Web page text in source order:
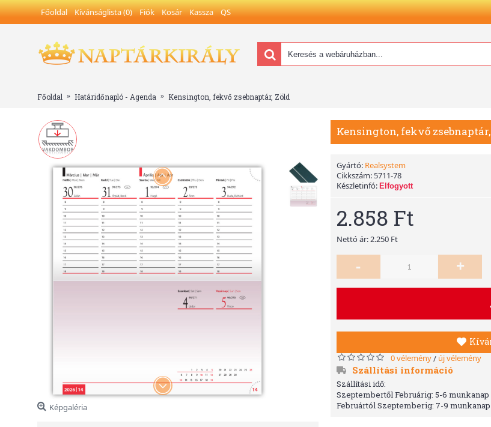
Főoldal Kívánságlista (0) Fiók Kosár Kassza QS
Főoldal Határidőnapló - Agenda Kensington, fekvő zsebnaptár, Zöld
Képgaléria
Kensington, fekvő
Gyártó: Realsystem
Cikkszám: 5711-78
Készletinfó: Elfogyott
2.858 Ft
Nettó ár: 2.250 Ft
- +
0 vélemény/ új vélemény
Szállítási információ
Szállítási idő:
Szeptembertől Februárig: 5-6
Februártól Szeptemberig: 7-9 munkanap